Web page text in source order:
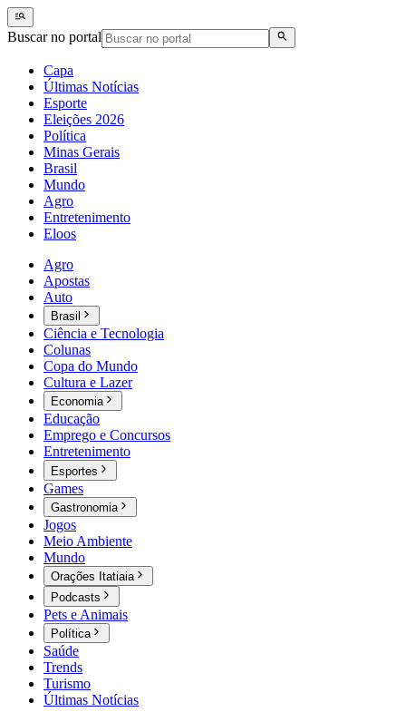
Buscar no portal
Capa
Últimas Notícias
Esporte
Eleições 2026
Política
Minas Gerais
Brasil
Mundo
Agro
Entretenimento
Eloos
Agro
Apostas
Auto
Brasil
Ciência e Tecnologia
Colunas
Copa do Mundo
Cultura e Lazer
Economia
Educação
Emprego e Concursos
Entretenimento
Esportes
Games
Gastronomia
Jogos
Meio Ambiente
Mundo
Orações Itatiaia
Podcasts
Pets e Animais
Política
Saúde
Trends
Turismo
Últimas Notícias